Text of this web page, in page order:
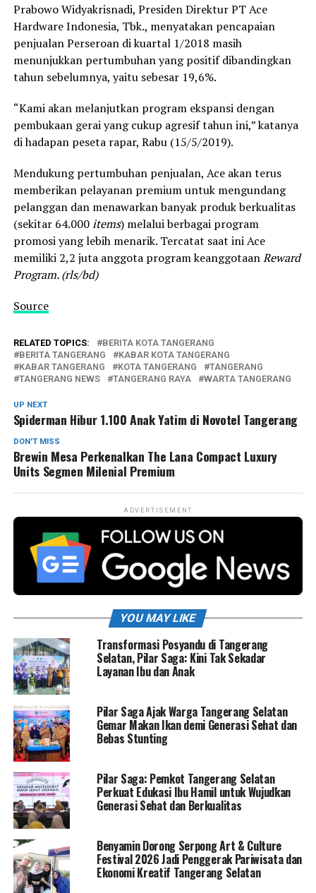
Prabowo Widyakrisnadi, Presiden Direktur PT Ace
Hardware Indonesia, Tbk., menyatakan pencapaian
penjualan Perseroan di kuartal 1/2018 masih
menunjukkan pertumbuhan yang positif dibandingkan
tahun sebelumnya, yaitu sebesar 19,6%.
“Kami akan melanjutkan program ekspansi dengan
pembukaan gerai yang cukup agresif tahun ini,” katanya
di hadapan peseta rapar, Rabu (15/5/2019).
Mendukung pertumbuhan penjualan, Ace akan terus
memberikan pelayanan premium untuk mengundang
pelanggan dan menawarkan banyak produk berkualitas
(sekitar 64.000items) melalui berbagai program
promosi yang lebih menarik. Tercatat saat ini Ace
memiliki 2,2 juta anggota program keanggotaanReward
Program. (rls/bd)
Source
RELATED TOPICS:
BERITA KOTA TANGERANG
BERITA TANGERANG
KABAR KOTA TANGERANG
KABAR TANGERANG
KOTA TANGERANG
TANGERANG
TANGERANG NEWS
TANGERANG RAYA WARTA TANGERANG
UP NEXT
Spiderman Hibur 1.100 Anak Yatim di Novotel Tangerang
DON'T MISS
Brewin Mesa Perkenalkan The Lana Compact Luxury
Units Segmen Milenial Premium
ADVERTISEMENT
YOU MAY LIKE
Transformasi Posyandu di Tangerang
Selatan, Pilar Saga: Kini Tak Sekadar
Layanan Ibu dan Anak
Pilar Saga Ajak Warga Tangerang Selatan
Gemar Makan Ikan demi Generasi Sehat dan
Bebas Stunting
Pilar Saga: Pemkot Tangerang Selatan
Perkuat Edukasi Ibu Hamil untuk Wujudkan
Generasi Sehat dan Berkualitas
Benyamin Dorong Serpong Art & Culture
Festival 2026 Jadi Penggerak Pariwisata dan
Ekonomi Kreatif Tangerang Selatan